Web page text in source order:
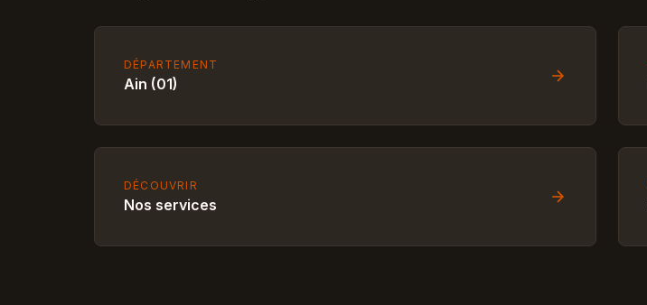
DÉPARTEMENT
Ain (01)
DÉCOUVRIR
Nos services